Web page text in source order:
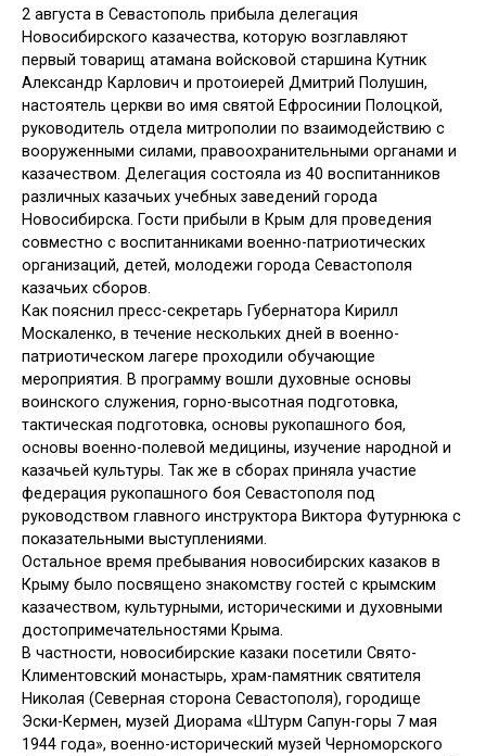
2 августа в Севастополь прибыла делегация
Новосибирского казачества, которую возглавляют
первый товарищ атамана войсковой старшина Кутник
Александр Карлович и протоиерей Дмитрий Полушин,
настоятель церкви во имя святой Ефросинии Полоцкой,
руководитель отдела митрополии по взаимодействию с
вооруженными силами, правоохранительными органами и
казачеством. Делегация состояла из 40 воспитанников
различных казачьих учебных заведений города
Новосибирска. Гости прибыли в Крым для проведения
совместно с воспитанниками военно-патриотических
организаций, детей, молодежи города Севастополя
казачьих сборов.
Как пояснил пресс-секретарь Губернатора Кирилл
Москаленко, в течение нескольких дней в военно-
патриотическом лагере проходили обучающие
мероприятия. В программу вошли духовные основы
воинского служения, горно-высотная подготовка,
тактическая подготовка, основы рукопашного боя,
основы военно-полевой медицины, изучение народной и
казачьей культуры. Так же в сборах приняла участие
федерация рукопашного боя Севастополя под
руководством главного инструктора Виктора Футурнюка с
показательными выступлениями.
Остальное время пребывания новосибирских казаков в
Крыму было посвящено знакомству гостей с крымским
казачеством, культурными, историческими и духовными
достопримечательностями Крыма.
В частности, новосибирские казаки посетили Свято-
Климентовский монастырь, храм-памятник святителя
Николая (Северная сторона Севастополя), городище
Эски-Кермен, музей Диорама «Штурм Сапун-горы 7 мая
1944 года», военно-исторический музей Черноморского